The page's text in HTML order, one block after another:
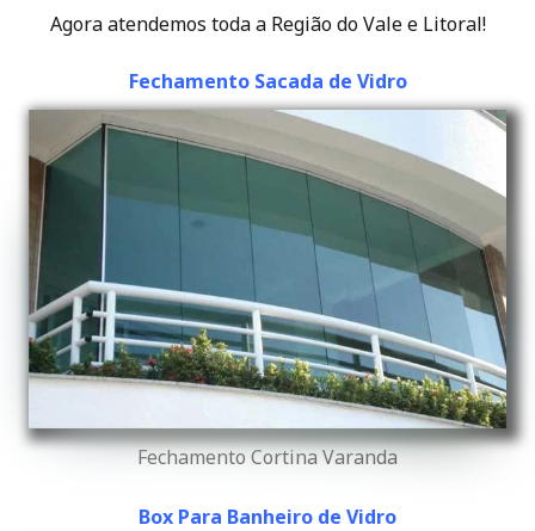
Agora atendemos toda a Região do Vale e Litoral!
Fechamento Sacada de Vidro
Fechamento Cortina Varanda
Box Para Banheiro de Vidro